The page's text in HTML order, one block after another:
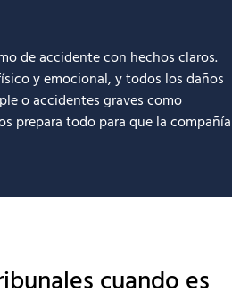
de accidente con hechos claros.
y emocional, y todos los daños
o accidentes graves como
prepara todo para que la compañía
cuando es